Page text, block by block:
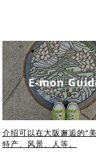
E-mon
介绍可以在大阪邂逅的“
特产、风景、人等。